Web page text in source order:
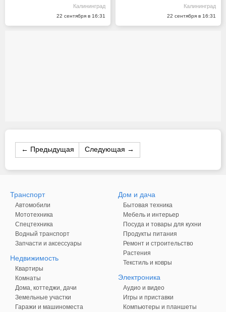
Калининград
22 сентября в 16:31
Калининград
22 сентября в 16:31
← Предыдущая Следующая →
Транспорт
Автомобили
Мототехника
Спецтехника
Водный транспорт
Запчасти и аксессуары
Недвижимость
Квартиры
Комнаты
Дома, коттеджи, дачи
Земельные участки
Гаражи и машиноместа
Дом и дача
Бытовая техника
Мебель и интерьер
Посуда и товары для кухни
Продукты питания
Ремонт и строительство
Растения
Текстиль и ковры
Электроника
Аудио и видео
Игры и приставки
Компьютеры и планшеты